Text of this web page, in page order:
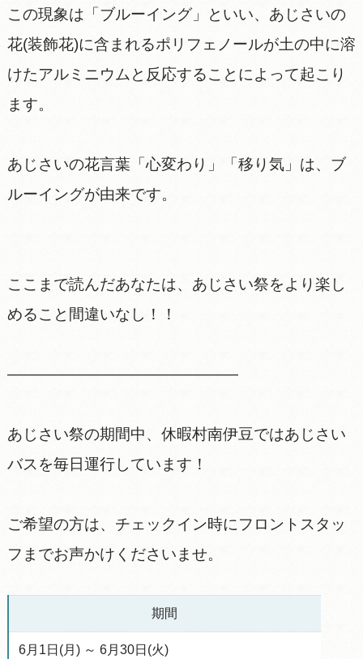
この現象は「ブルーイング」といい、あじさいの
花(装飾花)に含まれるポリフェノールが土の中に溶
けたアルミニウムと反応することによって起こり
ます。
あじさいの花言葉「心変わり」「移り気」は、ブ
ルーイングが由来です。
ここまで読んだあなたは、あじさい祭をより楽し
めること間違いなし！！
———————————————
あじさい祭の期間中、休暇村南伊豆ではあじさい
バスを毎日運行しています！
ご希望の方は、チェックイン時にフロントスタッ
フまでお声かけくださいませ。
期間
6月1日(月) ～ 6月30日(火)